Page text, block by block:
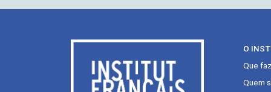
O
Que
Quem